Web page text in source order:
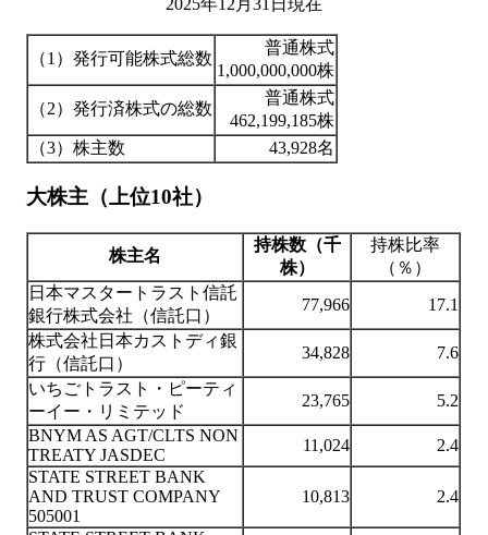
（1）発行可能株式総数
普通株式
1,000,000,000株
（2）発行済株式の総数
普通株式
462,199,185株
（3）株主数
43,928名
大株主（上位10社）
株主名
持株数（千
株）
持株比率
（％）
日本マスタートラスト信託
銀行株式会社（信託口）
77,966
17.1
株式会社日本カストディ銀
行（信託口）
34,828
7.6
いちごトラスト・ピーティ
ーイー・リミテッド
23,765
5.2
BNYM AS AGT/CLTS NON
TREATY JASDEC
11,024
2.4
STATE STREET BANK
AND TRUST COMPANY
505001
10,813 2.4